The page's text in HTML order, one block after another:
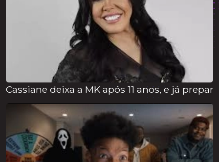
Cassiane deixa a MK após 11 anos, e já